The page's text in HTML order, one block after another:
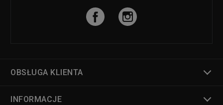
OBSŁUGA KLIENTA
INFORMACJE